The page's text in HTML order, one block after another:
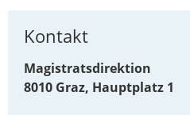
Kontakt
Magistratsdirektion
8010 Graz, Hauptplatz 1